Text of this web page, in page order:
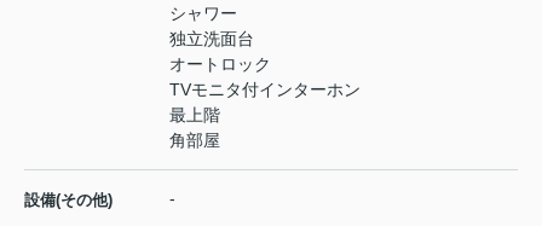
シャワー
独立洗面台
オートロック
TVモニタ付インターホン
最上階
角部屋
設備(その他) -